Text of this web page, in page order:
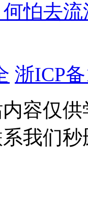
怕去流
浙ICP
容仅
我们秒